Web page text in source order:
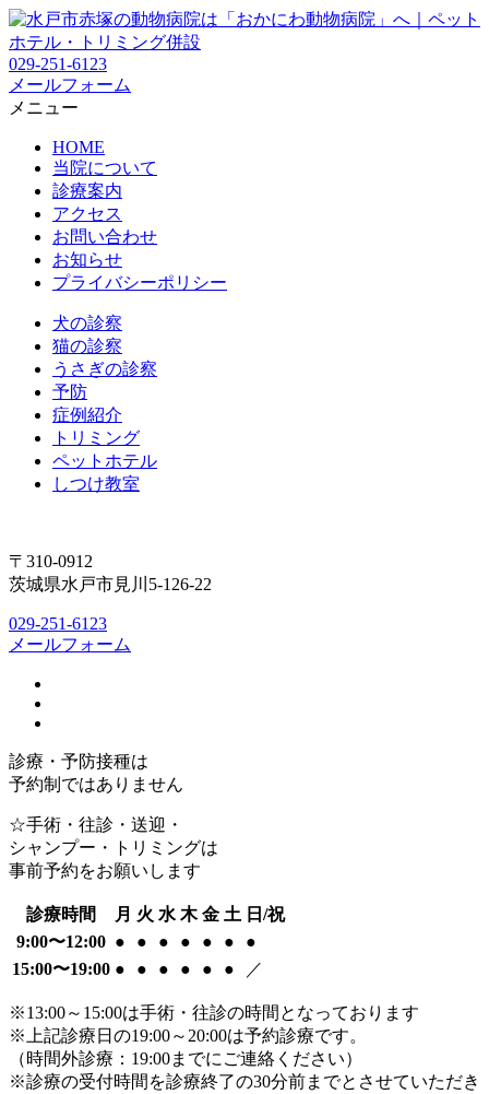
029-251-6123
メールフォーム
メニュー
HOME
当院について
診療案内
アクセス
お問い合わせ
お知らせ
プライバシーポリシー
犬の診察
猫の診察
うさぎの診察
予防
症例紹介
トリミング
ペットホテル
しつけ教室
〒310-0912
茨城県水戸市見川5-126-22
029-251-6123
メールフォーム
診療・予防接種は
予約制ではありません
☆手術・往診・送迎・
シャンプー・トリミングは
事前予約をお願いします
診療時間 月 火 水 木 金 土 日/祝
9:00〜12:00 ● ● ● ● ● ●
●
15:00〜19:00 ● ● ● ● ● ● ／
※13:00～15:00は手術・往診の時間となっております
※上記診療日の19:00～20:00は予約診療です。
（時間外診療：19:00までにご連絡ください）
※診療の受付時間を診療終了の30分前までとさせていただき